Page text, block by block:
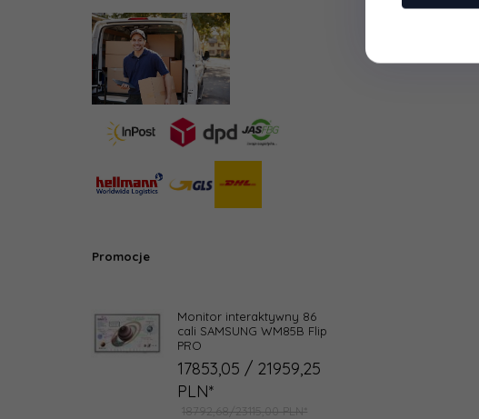
Promocje
Monitor interaktywny 86
cali SAMSUNG WM85B Flip
PRO
17853,05 / 21959,25
PLN*
18792,68/23115,00 PLN*